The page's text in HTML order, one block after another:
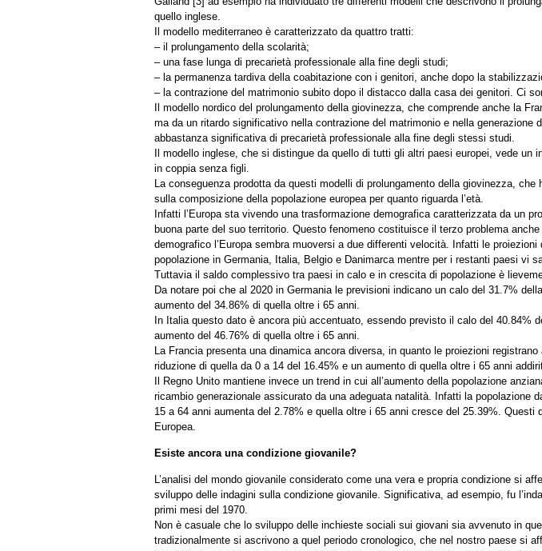
quello inglese.
Il modello mediterraneo è caratterizzato da quattro tratti:
– il prolungamento della scolarità;
– una fase lunga di precarietà professionale alla fine degli studi;
– la permanenza tardiva della coabitazione con i genitori, anche dopo la
– la contrazione del matrimonio subito dopo il distacco dalla casa dei genitori. Ci
Il modello nordico del prolungamento della giovinezza, che comprende anche la
ma da un ritardo significativo nella contrazione del matrimonio e nella
abbastanza significativa di precarietà professionale alla fine degli stessi studi.
Il modello inglese, che si distingue da quello di tutti gli altri paesi europei, vede
in coppia senza figli.
La conseguenza prodotta da questi modelli di prolungamento della giovinezza,
sulla composizione della popolazione europea per quanto riguarda l’età.
Infatti l’Europa sta vivendo una trasformazione demografica caratterizzata da un
buona parte del suo territorio. Questo fenomeno costituisce il terzo problema
demografico l’Europa sembra muoversi a due differenti velocità. Infatti le
popolazione in Germania, Italia, Belgio e Danimarca mentre per i restanti paesi vi
Tuttavia il saldo complessivo tra paesi in calo e in crescita di popolazione è
Da notare poi che al 2020 in Germania le previsioni indicano un calo del 31.7%
aumento del 34.86% di quella oltre i 65 anni.
In Italia questo dato è ancora più accentuato, essendo previsto il calo del
aumento del 46.76% di quella oltre i 65 anni.
La Francia presenta una dinamica ancora diversa, in quanto le proiezioni
riduzione di quella da 0 a 14 del 16.45% e un aumento di quella oltre i 65 anni
Il Regno Unito mantiene invece un trend in cui all’aumento della popolazione
ricambio generazionale assicurato da una adeguata natalità. Infatti la
15 a 64 anni aumenta del 2.78% e quella oltre i 65 anni cresce del 25.39%.
Europea.
Esiste ancora una condizione giovanile?
L’analisi del mondo giovanile considerato come una vera e propria condizione si
sviluppo delle indagini sulla condizione giovanile. Significativa, ad esempio, fu
primi mesi del 1970.
Non è casuale che lo sviluppo delle inchieste sociali sui giovani sia avvenuto in
tradizionalmente si ascrivono a quel periodo cronologico, che nel nostro paese si